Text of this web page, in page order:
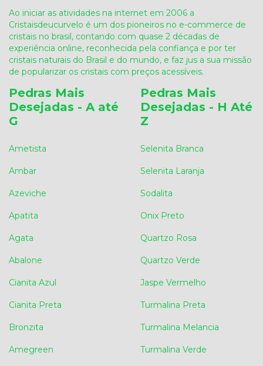
Ao iniciar as atividades na internet em 2006 a
Cristaisdeucurvelo é um dos pioneiros no e-commerce de
cristais no brasil, contando com quase 2 décadas de
experiência online, reconhecida pela confiança e por ter
cristais naturais do Brasil e do mundo, e faz jus a sua missão
de popularizar os cristais com preços acessíveis.
Pedras Mais
Desejadas - A até
G
Ametista
Ambar
Azeviche
Apatita
Agata
Abalone
Cianita Azul
Cianita Preta
Bronzita
Amegreen
Pedras Mais
Desejadas - H Até
Z
Selenita Branca
Selenita Laranja
Sodalita
Onix Preto
Quartzo Rosa
Quartzo Verde
Jaspe Vermelho
Turmalina Preta
Turmalina Melancia
Turmalina Verde